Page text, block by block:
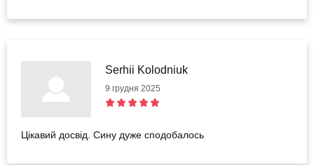
Serhii Kolodniuk
9 грудня 2025
Цікавий досвід. Сину дуже сподобалось